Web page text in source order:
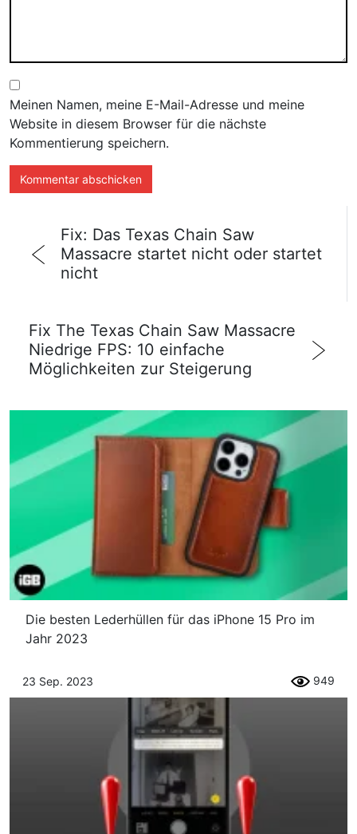
Meinen Namen, meine E-Mail-Adresse und meine
Website in diesem Browser für die nächste
Kommentierung speichern.
Fix: Das Texas Chain Saw
Massacre startet nicht oder startet
nicht
Fix The Texas Chain Saw Massacre
Niedrige FPS: 10 einfache
Möglichkeiten zur Steigerung
Die besten Lederhüllen für das iPhone 15 Pro im
Jahr 2023
23 Sep. 2023 949